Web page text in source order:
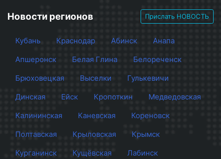
Новости регионов Прислать НОВОСТЬ
Кубань Краснодар Абинск
Анапа
Апшеронск
Белая Глина
Белореченск
Брюховецкая
Выселки
Гулькевичи
Динская
Ейск Кропоткин
Медведовская
Калининская
Каневская
Кореновск
Полтавская
Крыловская
Крымск
Курганинск
Кущёвская
Лабинск